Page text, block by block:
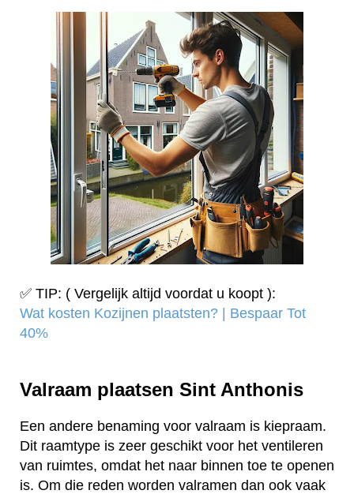
✅ TIP: ( Vergelijk altijd voordat u koopt ):
Wat kosten Kozijnen plaatsten? | Bespaar Tot
40%‎
Valraam plaatsen Sint Anthonis
Een andere benaming voor valraam is kiepraam.
Dit raamtype is zeer geschikt voor het ventileren
van ruimtes, omdat het naar binnen toe te openen
is. Om die reden worden valramen dan ook vaak